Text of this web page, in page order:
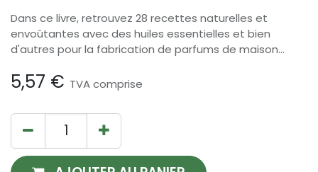
Dans ce livre, retrouvez 28 recettes naturelles et
envoûtantes avec des huiles essentielles et bien
d'autres pour la fabrication de parfums de maison...
5,57 € TVA comprise